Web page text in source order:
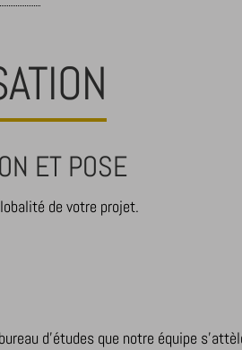
ET POSE
de votre projet.
d’études que notre équipe